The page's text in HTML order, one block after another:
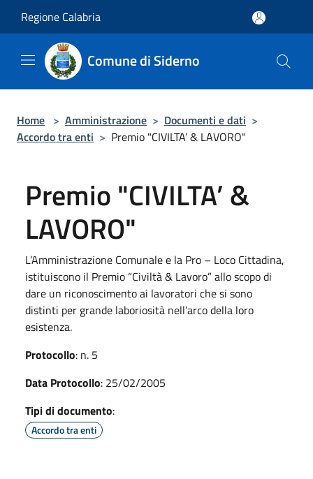
Regione Calabria
Comune di Siderno
Home > Amministrazione > Documenti e dati >
Accordo tra enti > Premio "CIVILTA’ & LAVORO"
Premio "CIVILTA’ &
LAVORO"
L’Amministrazione Comunale e la Pro – Loco Cittadina,
istituiscono il Premio “Civiltà & Lavoro” allo scopo di
dare un riconoscimento ai lavoratori che si sono
distinti per grande laboriosità nell’arco della loro
esistenza.
Protocollo: n. 5
Data Protocollo: 25/02/2005
Tipi di documento:
Accordo tra enti